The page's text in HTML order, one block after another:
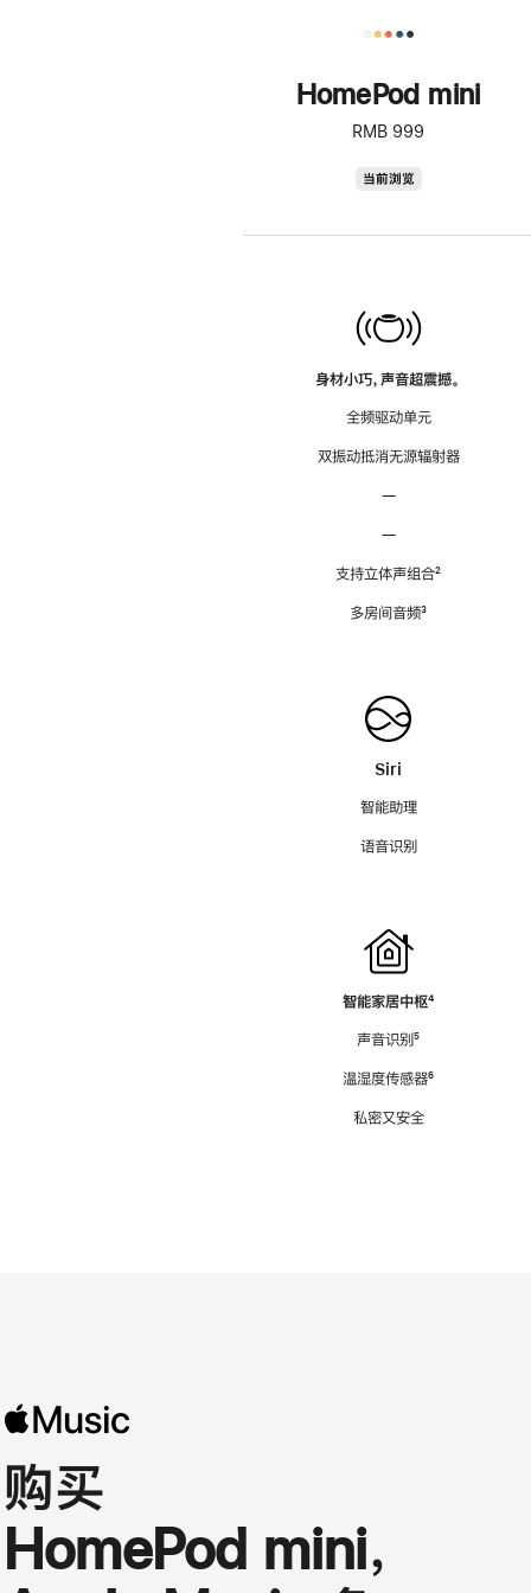
HomePod mini
RMB 999
当前浏览
身材小巧，声音超震撼。
全频驱动单元
双振动抵消无源辐射器
—
—
支持立体声组合脚
²
多房间音频脚
³
Siri
智能助理
语音识别
智能家居中枢脚
⁴
声音识别脚
⁵
温湿度传感器脚
⁶
私密又安全
购买
HomePod mini，